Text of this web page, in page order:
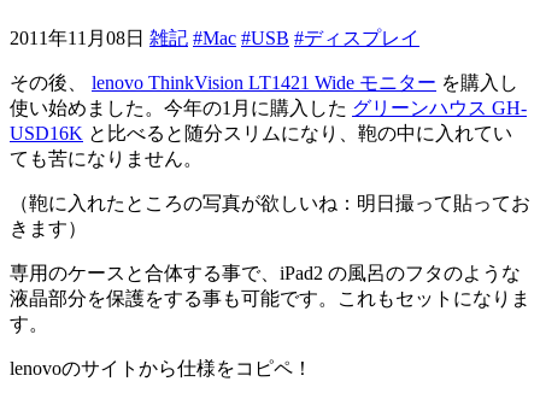
2011年11月08日 雑記 #Mac #USB #ディスプレイ
その後、 lenovo ThinkVision LT1421 Wide モニター を購入し
使い始めました。今年の1月に購入した グリーンハウス GH-
USD16K と比べると随分スリムになり、鞄の中に入れてい
ても苦になりません。
（鞄に入れたところの写真が欲しいね：明日撮って貼ってお
きます）
専用のケースと合体する事で、iPad2 の風呂のフタのような
液晶部分を保護をする事も可能です。これもセットになりま
す。
lenovoのサイトから仕様をコピペ！